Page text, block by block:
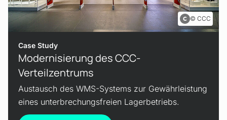
CCC
Case Study
Modernisierung des CCC-
Verteilzentrums
Austausch des WMS-Systems zur Gewährleistung
eines unterbrechungsfreien Lagerbetriebs.